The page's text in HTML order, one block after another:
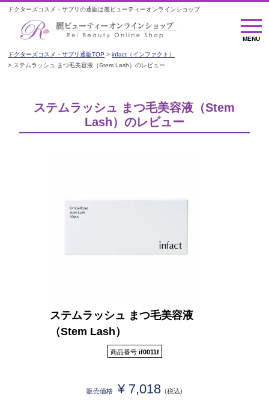
ドクターズコスメ・サプリの通販は麗ビューティーオンラインショップ
M
E
N
MENU
ドクターズコスメ・サプリ通販TOP
infact（インファクト）
ステムラッシュ まつ毛美容液（Stem Lash）のレビュー
ステムラッシュ まつ毛美容液（Stem
Lash）のレビュー
ステムラッシュ まつ毛美容液
（Stem Lash）
商品番号 if0011f
販売価格 ¥ 7,018 税込